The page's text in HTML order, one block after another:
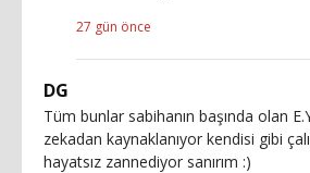
27 gün önce
DG
Tüm bunlar sabihanın başında olan
zekadan kaynaklanıyor kendisi gibi
hayatsız zannediyor sanırım :)